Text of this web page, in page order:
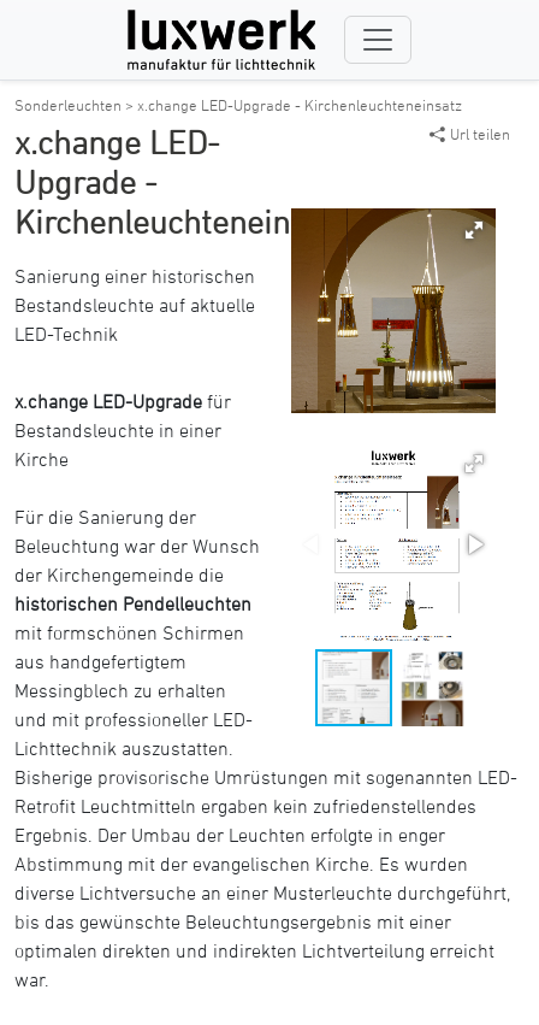
Sonderleuchten > x.change LED-Upgrade - Kirchenleuchteneinsatz
Url teilen
x.change LED-
Upgrade -
Kirchenleuchteneinsatz
Sanierung einer historischen
Bestandsleuchte auf aktuelle
LED-Technik
x.change LED-Upgrade für
Bestandsleuchte in einer
Kirche
Für die Sanierung der
Beleuchtung war der Wunsch
der Kirchengemeinde die
historischen Pendelleuchten
mit formschönen Schirmen
aus handgefertigtem
Messingblech zu erhalten
und mit professioneller LED-
Lichttechnik auszustatten.
Bisherige provisorische Umrüstungen mit sogenannten LED-
Retrofit Leuchtmitteln ergaben kein zufriedenstellendes
Ergebnis. Der Umbau der Leuchten erfolgte in enger
Abstimmung mit der evangelischen Kirche. Es wurden
diverse Lichtversuche an einer Musterleuchte durchgeführt,
bis das gewünschte Beleuchtungsergebnis mit einer
optimalen direkten und indirekten Lichtverteilung erreicht
war.